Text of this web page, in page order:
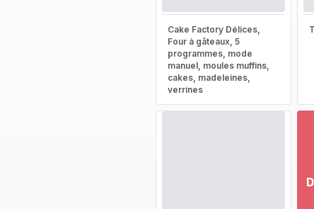
Cake Factory Délices,
Four à gâteaux, 5
programmes, mode
manuel, moules muffins,
cakes, madeleines,
verrines